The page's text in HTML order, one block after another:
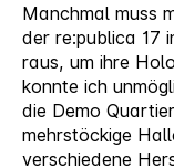
Manchmal muss
der re:publica 17
raus, um ihre
konnte ich
die Demo
mehrstöckige
verschiedene